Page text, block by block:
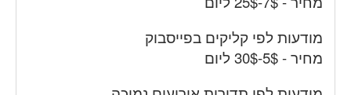
מודעות לפי קליקים בפייסבוק
מחיר - 5$-30$ ליום